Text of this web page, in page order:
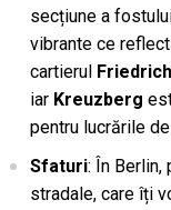
secțiune a
vibrante ce
cartierul
iar Kreuzberg
pentru lucrările
Sfaturi: În Berlin,
stradale, care îți